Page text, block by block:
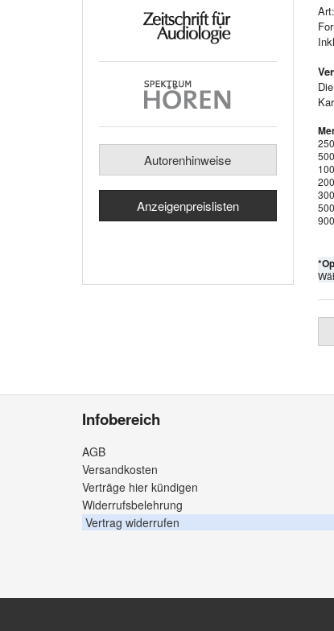
Die
Autorenhinweise
Anzeigenpreislisten
Infobereich
AGB
Versandkosten
Verträge hier kündigen
Widerrufsbelehrung
Vertrag widerrufen